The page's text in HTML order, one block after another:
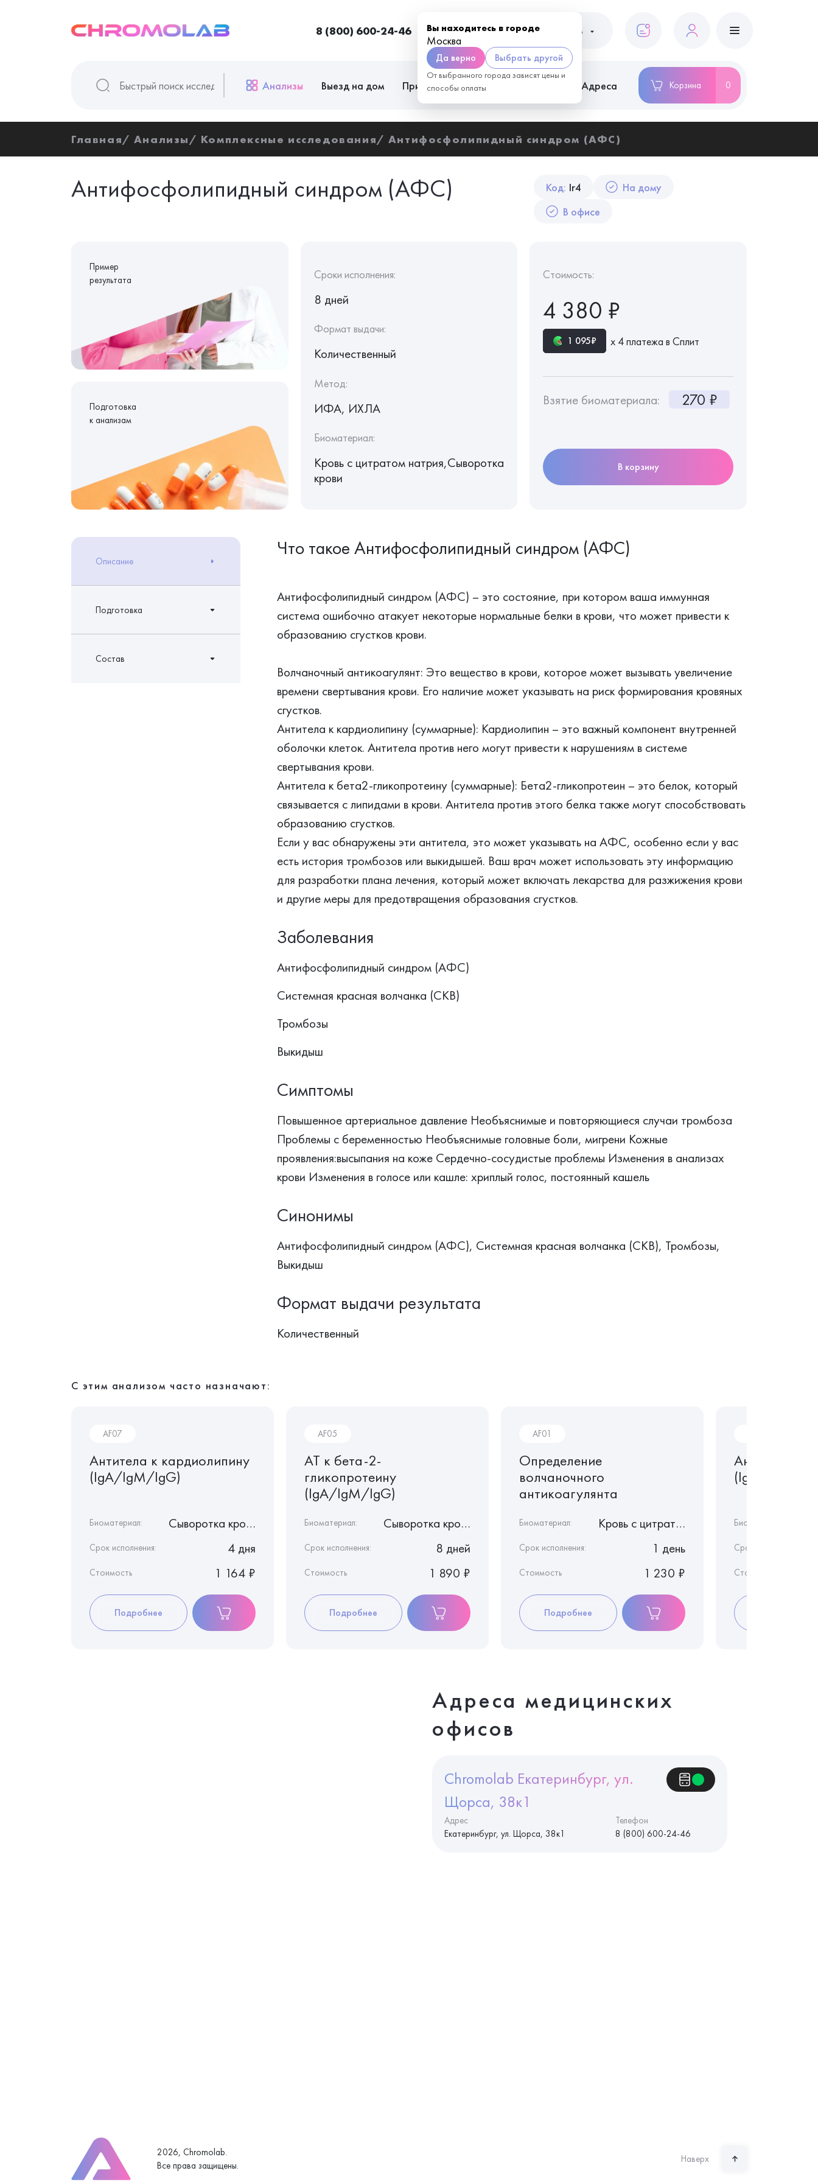
8 (800) 600-24-46 Вы находитесь в городе
Москва
Да верно Выбрать другой
От выбранного города зависят цены и
способы оплаты
Москва Пациентам
Анализы Выезд на дом Приём врачей Адреса Корзина 0
Главная Анализы Комплексные исследования Антифосфолипидный синдром (АФС)
Код: Ir4
На дому
В офисе
Антифосфолипидный синдром (АФС)
Пример
результата
Подготовка
к анализам
Сроки исполнения:
8 дней
Формат выдачи:
Количественный
Метод:
ИФА, ИХЛА
Биоматериал:
Кровь с цитратом натрия,Сыворотка
крови
Стоимость:
4 380 ₽
1 095₽ х 4 платежа в Сплит
Взятие биоматериала: 270 ₽
В корзину
Описание
Подготовка
Состав
Что такое Антифосфолипидный синдром (АФС)
Антифосфолипидный синдром (АФС) – это состояние, при котором ваша иммунная
система ошибочно атакует некоторые нормальные белки в крови, что может привести к
образованию сгустков крови.
Волчаночный антикоагулянт: Это вещество в крови, которое может вызывать увеличение
времени свертывания крови. Его наличие может указывать на риск формирования кровяных
сгустков.
Антитела к кардиолипину (суммарные): Кардиолипин – это важный компонент внутренней
оболочки клеток. Антитела против него могут привести к нарушениям в системе
свертывания крови.
Антитела к бета2-гликопротеину (суммарные): Бета2-гликопротеин – это белок, который
связывается с липидами в крови. Антитела против этого белка также могут способствовать
образованию сгустков.
Если у вас обнаружены эти антитела, это может указывать на АФС, особенно если у вас
есть история тромбозов или выкидышей. Ваш врач может использовать эту информацию
для разработки плана лечения, который может включать лекарства для разжижения крови
и другие меры для предотвращения образования сгустков.
Заболевания
Антифосфолипидный синдром (АФС)
Системная красная волчанка (СКВ)
Тромбозы
Выкидыш
Симптомы
Повышенное артериальное давление Необъяснимые и повторяющиеся случаи тромбоза
Проблемы с беременностью Необъяснимые головные боли, мигрени Кожные
проявления:высыпания на коже Сердечно-сосудистые проблемы Изменения в анализах
крови Изменения в голосе или кашле: хриплый голос, постоянный кашель
Синонимы
Антифосфолипидный синдром (АФС), Системная красная волчанка (СКВ), Тромбозы,
Выкидыш
Формат выдачи результата
Количественный
С этим анализом часто назначают:
AF07
Антитела к кардиолипину
(IgA/IgM/IgG)
Биоматериал: Сыворотка крови
Срок исполнения: 4 дня
Стоимость 1 164 ₽
Подробнее
AF05
АТ к бета-2-
гликопротеину
(IgA/IgM/IgG)
Биоматериал: Сыворотка крови
Срок исполнения: 8 дней
Стоимость 1 890 ₽
Подробнее
AF01
Определение
волчаночного
антикоагулянта
Биоматериал: Кровь с цитратом натрия
Срок исполнения: 1 день
Стоимость 1 230 ₽
Подробнее
Антитела к
(IgA/IgM/
Биоматериал:
Срок исполнения:
Стоимость
Адреса медицинских
офисов
Chromolab Екатеринбург, ул.
Щорса, 38к1
Адрес
Екатеринбург, ул. Щорса, 38к1
Телефон
8 (800) 600-24-46
2026, Chromolab.
Все права защищены.
Наверх